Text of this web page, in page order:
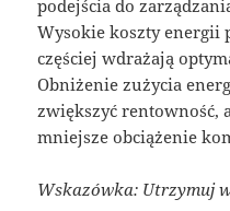
podejścia do
Wysokie koszty energii
częściej wdrażają
Obniżenie zużycia
zwiększyć rentowność,
mniejsze obciążenie
Wskazówka: Utrzymuj